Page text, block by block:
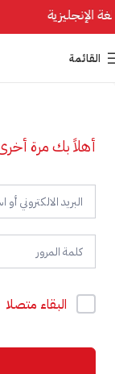
القائمة
أهلاً بك مرة
البقاء متصلا